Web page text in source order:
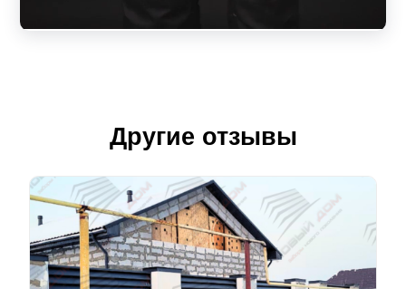
Другие отзывы